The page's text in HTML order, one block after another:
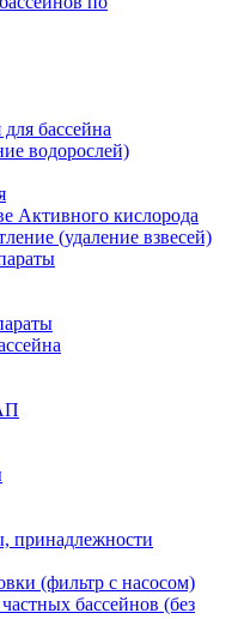
бассейна
водорослей)
Активного кислорода
(удаление взвесей)
принадлежности
(фильтр с насосом)
бассейнов (без